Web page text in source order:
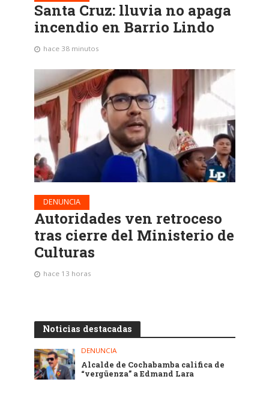
Santa Cruz: lluvia no apaga
incendio en Barrio Lindo
hace 38 minutos
DENUNCIA
Autoridades ven retroceso
tras cierre del Ministerio de
Culturas
hace 13 horas
Noticias destacadas
DENUNCIA
Alcalde de Cochabamba califica de
“vergüenza” a Edmand Lara